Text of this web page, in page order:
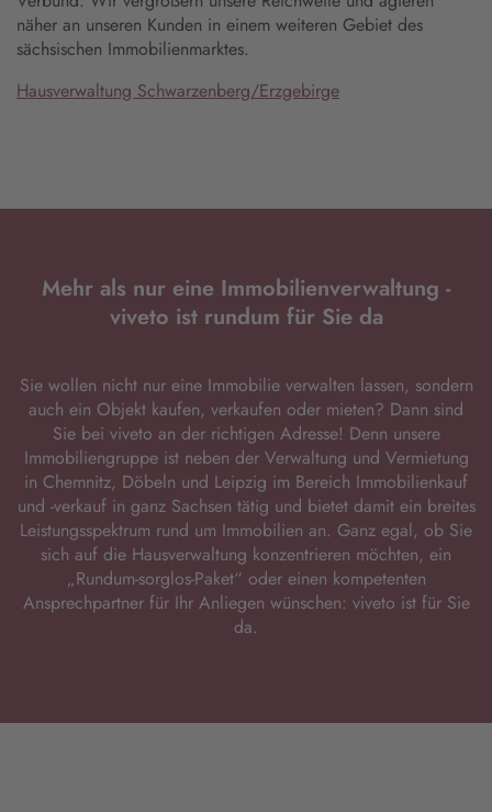
näher an unseren Kunden in einem weiteren Gebiet des
sächsischen Immobilienmarktes.
Hausverwaltung Schwarzenberg/Erzgebirge
Mehr als nur eine Immobilienverwaltung -
viveto ist rundum für Sie da
Sie wollen nicht nur eine Immobilie verwalten lassen, sondern
auch ein Objekt kaufen, verkaufen oder mieten? Dann sind
Sie bei viveto an der richtigen Adresse! Denn unsere
Immobiliengruppe ist neben der Verwaltung und Vermietung
in Chemnitz, Döbeln und Leipzig im Bereich Immobilienkauf
und -verkauf in ganz Sachsen tätig und bietet damit ein breites
Leistungsspektrum rund um Immobilien an. Ganz egal, ob Sie
sich auf die Hausverwaltung konzentrieren möchten, ein
„Rundum-sorglos-Paket“ oder einen kompetenten
Ansprechpartner für Ihr Anliegen wünschen: viveto ist für Sie
da.